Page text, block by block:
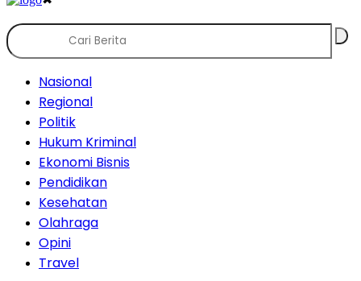
Nasional
Regional
Politik
Hukum Kriminal
Ekonomi Bisnis
Pendidikan
Kesehatan
Olahraga
Opini
Travel